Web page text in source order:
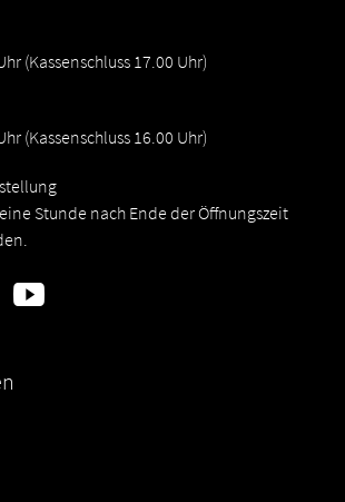
(Kassenschluss 17.00 Uhr)
(Kassenschluss 16.00 Uhr)
Stunde nach Ende der Öffnungszeit